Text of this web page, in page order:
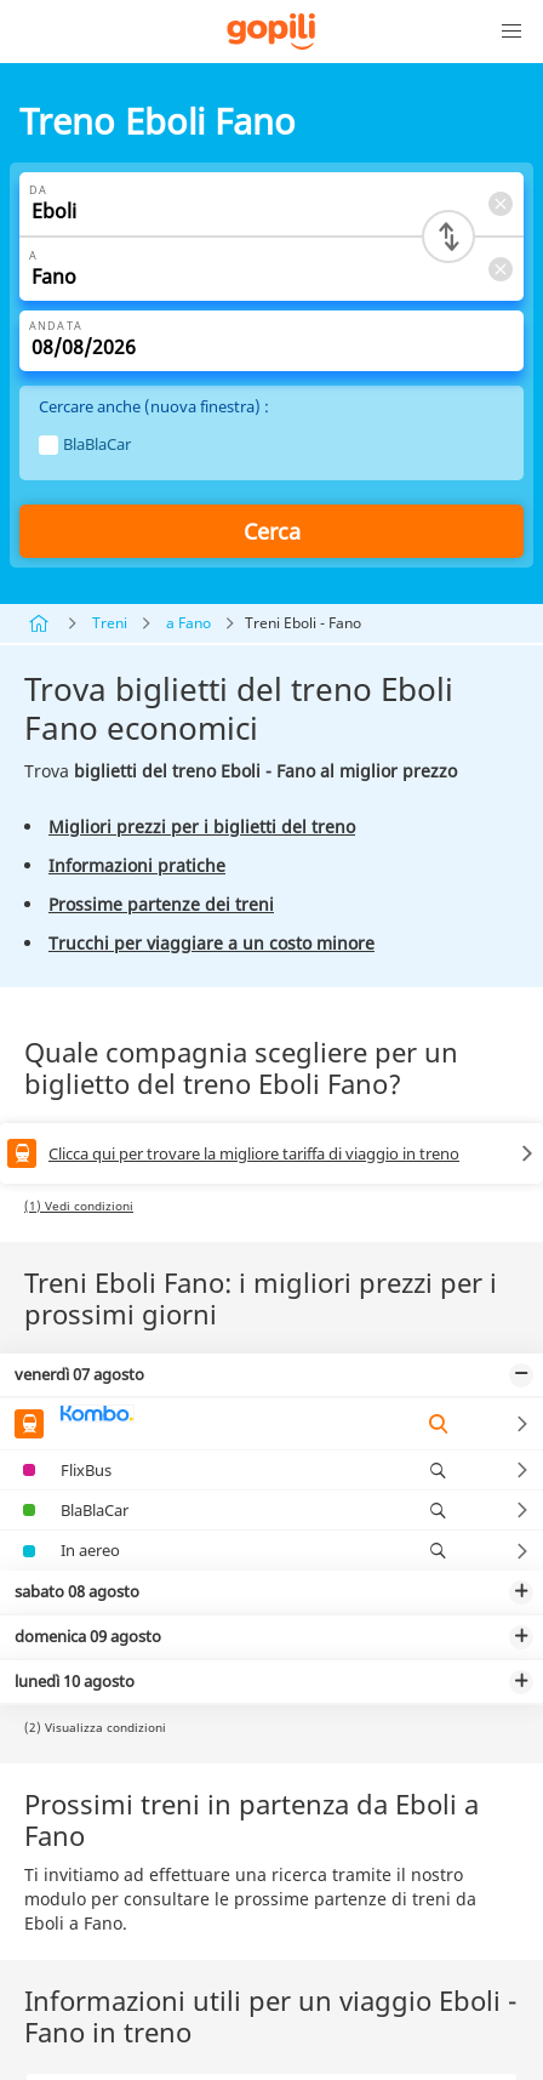
Treno Eboli Fano
DA
A
ANDATA
Cercare anche (nuova finestra) :
BlaBlaCar
Cerca
Treni a Fano Treni Eboli - Fano
Trova biglietti del treno Eboli
Fano economici
Trova biglietti del treno Eboli - Fano al miglior prezzo
Migliori prezzi per i biglietti del treno
Informazioni pratiche
Prossime partenze dei treni
Trucchi per viaggiare a un costo minore
Quale compagnia scegliere per un
biglietto del treno Eboli Fano?
Clicca qui per trovare la migliore tariffa di viaggio in treno
(1) Vedi condizioni
Treni Eboli Fano: i migliori prezzi per i
prossimi giorni
venerdì 07 agosto
FlixBus
BlaBlaCar
In aereo
sabato 08 agosto
domenica 09 agosto
lunedì 10 agosto
(2) Visualizza condizioni
Prossimi treni in partenza da Eboli a
Fano
Ti invitiamo ad effettuare una ricerca tramite il nostro
modulo per consultare le prossime partenze di treni da
Eboli a Fano.
Informazioni utili per un viaggio Eboli -
Fano in treno